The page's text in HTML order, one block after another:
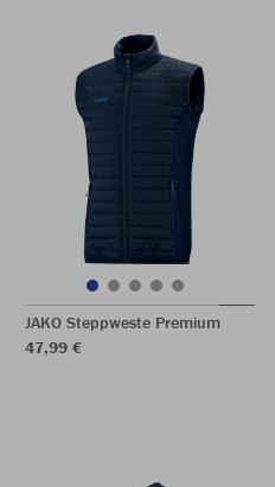
JAKO Steppweste Premium
47,99 €